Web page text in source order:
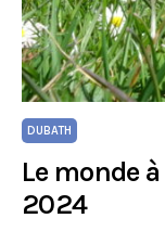
DUBATH
Le monde
2024